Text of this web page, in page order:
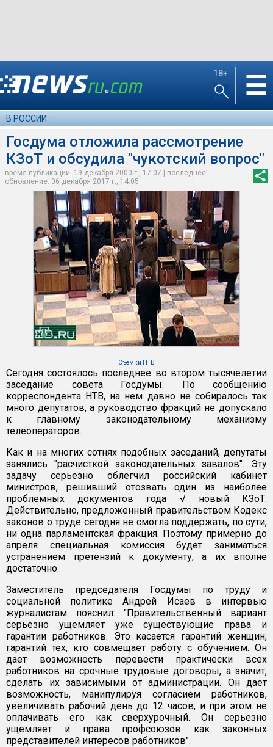
18+ ☰
В РОССИИ
Госдума отложила рассмотрение
КЗоТ и обсудила "чукотский вопрос"
время публикации: 19 декабря 2000 г., 17:07 | последнее
обновление: 06 декабря 2017 г., 14:05
Съемки НТВ
Сегодня состоялось последнее во втором тысячелетии
заседание совета Госдумы. По сообщению
корреспондента НТВ, на нем давно не собиралось так
много депутатов, а руководство фракций не допускало
к главному законодательному механизму
телеоператоров.
Как и на многих сотнях подобных заседаний, депутаты
занялись "расчисткой законодательных завалов". Эту
задачу серьезно облегчил российский кабинет
министров, решивший отозвать один из наиболее
проблемных документов года √ новый КЗоТ.
Действительно, предложенный правительством Кодекс
законов о труде сегодня не смогла поддержать, по сути,
ни одна парламентская фракция. Поэтому примерно до
апреля специальная комиссия будет заниматься
устранением претензий к документу, а их вполне
достаточно.
Заместитель председателя Госдумы по труду и
социальной политике Андрей Исаев в интервью
журналистам пояснил: "Правительственный вариант
серьезно ущемляет уже существующие права и
гарантии работников. Это касается гарантий женщин,
гарантий тех, кто совмещает работу с обучением. Он
дает возможность перевести практически всех
работников на срочные трудовые договоры, а значит,
сделать их зависимыми от администрации. Он дает
возможность, манипулируя согласием работников,
увеличивать рабочий день до 12 часов, и при этом не
оплачивать его как сверхурочный. Он серьезно
ущемляет и права профсоюзов как законных
представителей интересов работников".